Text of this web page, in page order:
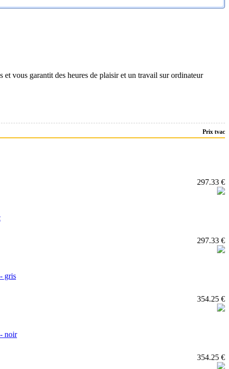
vous garantit des heures de plaisir et un travail sur ordinateur
Prix tvac
297.33 €
297.33 €
gris
354.25 €
noir
354.25 €